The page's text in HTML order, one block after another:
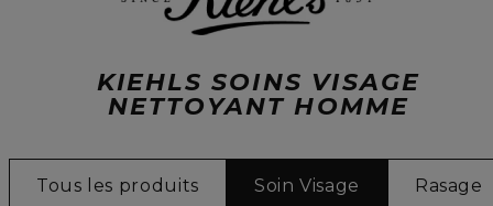
KIEHLS SOINS VISAGE
NETTOYANT HOMME
Tous les produits Soin Visage Rasage